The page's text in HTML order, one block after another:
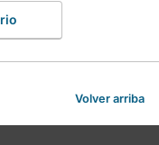
Volver arriba